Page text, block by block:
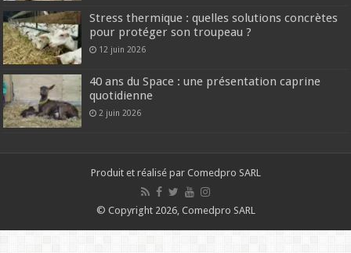
Stress thermique : quelles solutions concrètes
pour protéger son troupeau ?
12 juin 2026
40 ans du Space : une présentation caprine
quotidienne
2 juin 2026
Produit et réalisé par Comedpro SARL
© Copyright 2026, Comedpro SARL